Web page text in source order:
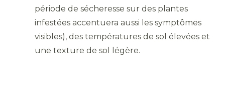
période de sécheresse sur des plantes
infestées accentuera aussi les symptômes
visibles), des températures de sol élevées et
une texture de sol légère.